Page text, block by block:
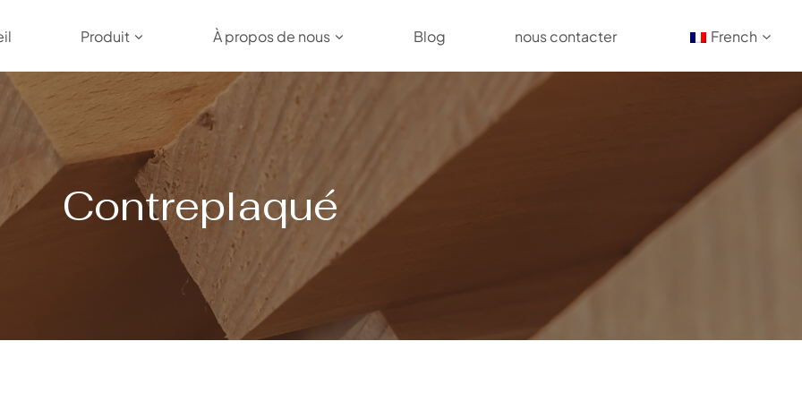
Produit À propos de nous Blog nous contacter French
Contreplaqué